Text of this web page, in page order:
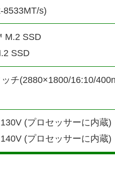
8533MT/s)
M.2 SSD
SSD
チ(2880×1800/16:10/
(プロセッサーに内蔵)
(プロセッサーに内蔵)